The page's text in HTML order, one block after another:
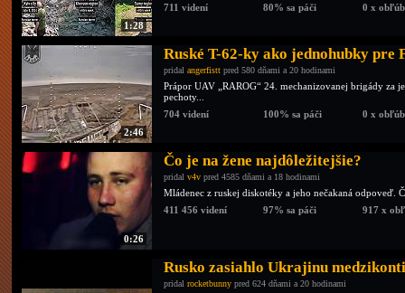
1:28
711 videní
80% sa páči 0 x
2:46
Ruské T-62-ky ako jednohubky pre
pridal angerfistt pred 580 dňami a 20 hodinami
Prápor UAV „RAROG“ 24. mechanizovanej brigády
pechoty...
704 videní
100% sa páči 0 x
0:26
Čo je na žene najdôležitejšie?
pridal v4v pred 4585 dňami a 18 hodinami
Mládenec z ruskej diskotéky a jeho nečakaná odpoveď.
411 456 videní
97% sa páči 917 x
Rusko zasiahlo Ukrajinu
pridal rocketbunny pred 624 dňami a 20 hodinami